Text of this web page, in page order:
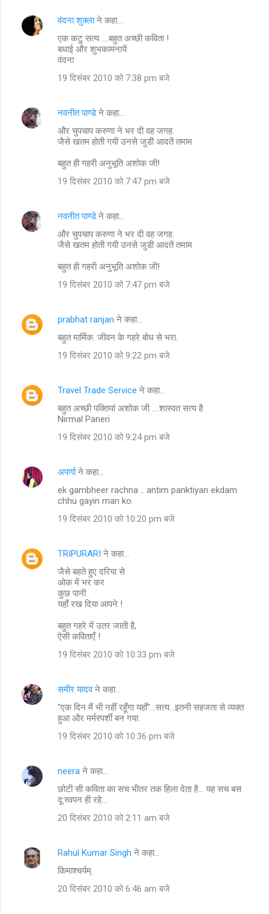
टि
वंदना शुक्लाने कहा…
एक कटु सत्य ....बहुत अच्छी कविता !
बधाई और शुभकामनायें
वंदना
19 दिसंबर 2010 को 7:38 pm बजे
नवनीत पाण्डेने कहा…
और चुपचाप करुणा ने भर दी वह जगह.
जैसे खतम होती गयी उनसे जुडी आदतें तमाम
बहुत ही गहरी अनुभूति अशोक जी!
19 दिसंबर 2010 को 7:47 pm बजे
नवनीत पाण्डेने कहा…
और चुपचाप करुणा ने भर दी वह जगह.
जैसे खतम होती गयी उनसे जुडी आदतें तमाम
बहुत ही गहरी अनुभूति अशोक जी!
19 दिसंबर 2010 को 7:47 pm बजे
prabhat ranjan ने कहा…
बहुत मार्मिक. जीवन के गहरे बोध से भरा.
19 दिसंबर 2010 को 9:22 pm बजे
Travel Trade Service ने कहा…
बहुत अच्छी पक्तियां अशोक जी ....शास्वत सत्य है
Nirmal Paneri
19 दिसंबर 2010 को 9:24 pm बजे
अपर्णाने कहा…
ek gambheer rachna .. antim panktiyan ekdam
chhu gayin man ko.
19 दिसंबर 2010 को 10:20 pm बजे
TRIPURARI ने कहा…
जैसे बहते हुए दरिया से
ओक में भर कर
कुछ पानी
यहाँ रख दिया आपने !
बहुत गहरे में उतर जाती है,
ऐसी कविताएँ !
19 दिसंबर 2010 को 10:33 pm बजे
समीर यादवने कहा…
"एक दिन मैं भी नहीं रहूँगा यहाँ"…सत्य...इतनी सहजता से व्यक्त
हुआ और मर्मस्पर्शी बन गया.
19 दिसंबर 2010 को 10:36 pm बजे
neera ने कहा…
छोटी सी कविता का सच भीतर तक हिला देता है... यह सच बस
दू:स्वपन ही रहे...
20 दिसंबर 2010 को 2:11 am बजे
Rahul Kumar Singh ने कहा…
किमाश्‍चर्यम्.
20 दिसंबर 2010 को 6:46 am बजे